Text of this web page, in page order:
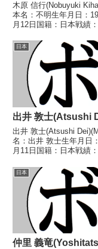
木原 信行(Nobuyuki
本名：不明生年月日：
月12日国籍：日本戦績
【戦歴】1990/11/08
安田 幸治(大星モリガ
キ)1990/12/1...
日本
出井 敦士(Atsushi
出井 敦士(Atsushi
名：出井 敦士生年月日
月11日国籍：日本戦績：
歴】2025/11/30
雷斗(大成)2026/04/29
日本
仲里 義竜